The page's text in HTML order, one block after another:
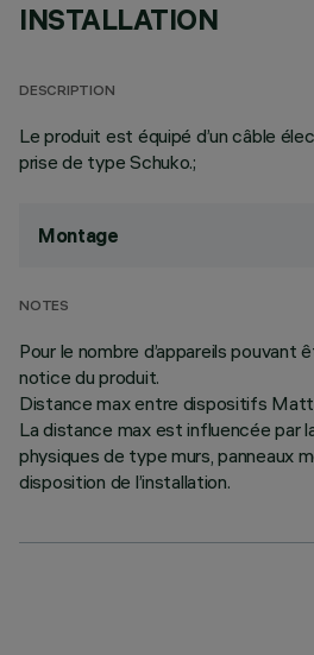
INSTALLATION
DESCRIPTION
Le produit est équipé d’un câble
prise de type Schuko.;
Montage
NOTES
Pour le nombre d’appareils pouvant
notice du produit.
Distance max entre dispositifs
La distance max est influencée par
physiques de type murs, panneaux
disposition de l’installation.